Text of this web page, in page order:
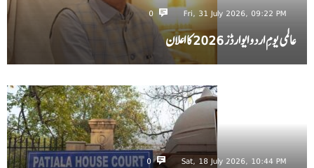
Fri, 31 July 2026, 09:22 PM
0
عالمی یومِ اردو ایوارڈز 2026 کا اعلان
Sat, 18 July 2026, 10:44 PM
0